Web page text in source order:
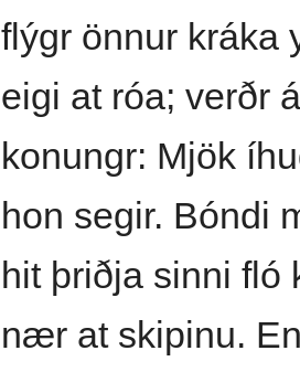
flýgr önnur kráka
eigi at róa; verðr
konungr: Mjök
hon segir. Bóndi
hit þriðja sinni fló
nær at skipinu.